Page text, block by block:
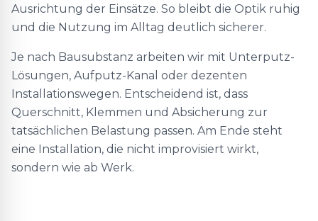
Ausrichtung der Einsätze. So bleibt die Optik ruhig
und die Nutzung im Alltag deutlich sicherer.
Je nach Bausubstanz arbeiten wir mit Unterputz-
Lösungen, Aufputz-Kanal oder dezenten
Installationswegen. Entscheidend ist, dass
Querschnitt, Klemmen und Absicherung zur
tatsächlichen Belastung passen. Am Ende steht
eine Installation, die nicht improvisiert wirkt,
sondern wie ab Werk.